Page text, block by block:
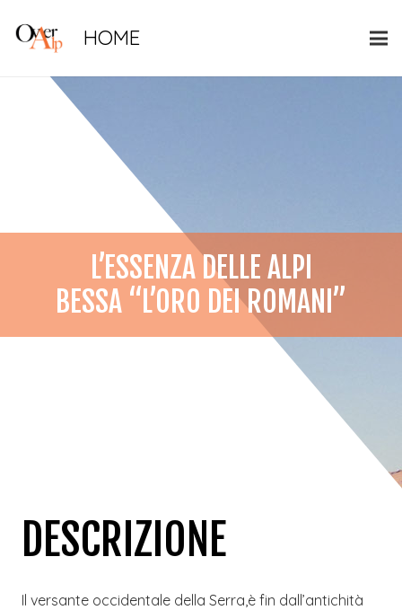
HOME
L’ESSENZA DELLE ALPI
BESSA “L’ORO DEI ROMANI”
DESCRIZIONE
Il versante occidentale della Serra,è fin dall’antichità